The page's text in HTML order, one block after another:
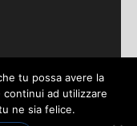
Magazine |
tu possa avere la
ad utilizzare
ne sia felice.